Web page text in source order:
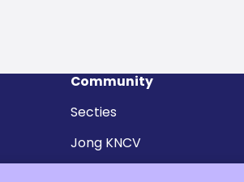
Community
Secties
Jong KNCV